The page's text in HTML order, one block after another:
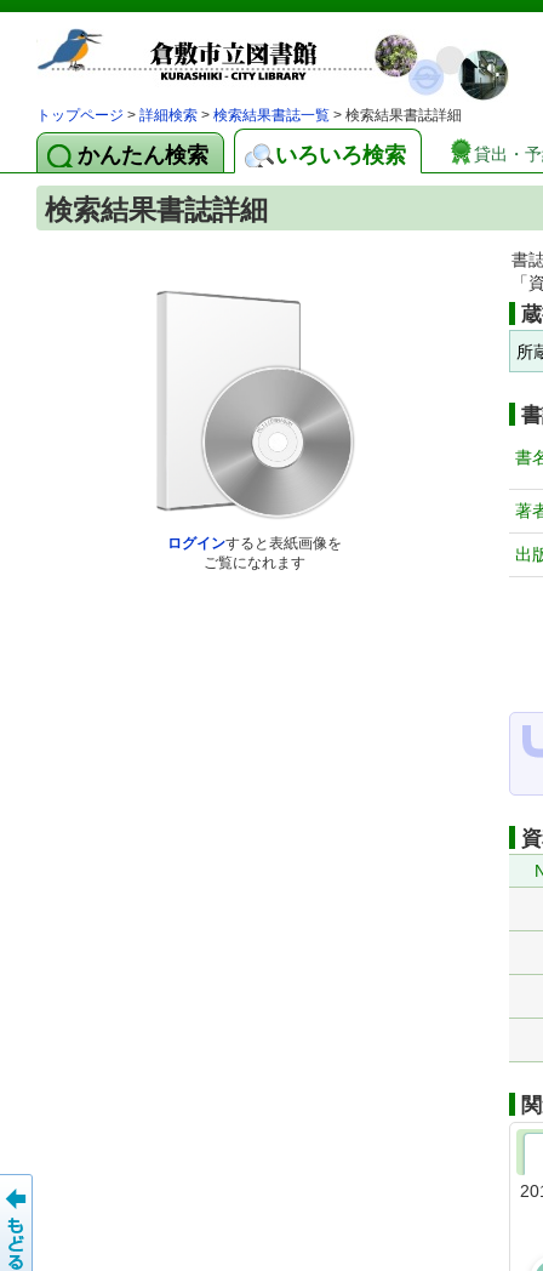
トップページ > 詳細検索 > 検索結果書誌一覧 > 検索結果書誌詳細
かんたん検索 いろいろ検索 貸出・
検索結果書誌詳細
ログインすると表紙画像を
ご覧になれます
書
「
所
書
著
出